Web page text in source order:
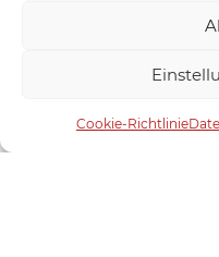
Cookie-Richtlinie